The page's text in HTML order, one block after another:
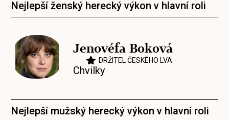
Nejlepší ženský herecký výkon v hlavní roli
Jenovéfa Boková
DRŽITEL ČESKÉHO LVA
Chvilky
Nejlepší mužský herecký výkon v hlavní roli